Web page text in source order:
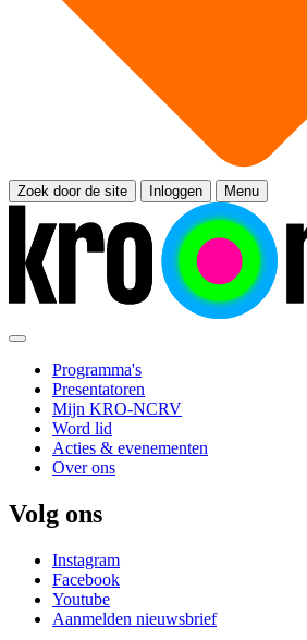
Zoek door de site Inloggen Menu
Programma's
Presentatoren
Mijn KRO-NCRV
Word lid
Acties & evenementen
Over ons
Volg ons
Instagram
Facebook
Youtube
Aanmelden nieuwsbrief